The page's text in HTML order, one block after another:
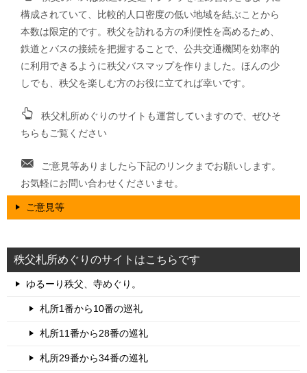
構成されていて、比較的人口密度の低い地域を結ぶことから
本数は限定的です。秩父を訪れる方の利便性を高めるため、
鉄道とバスの接続を把握することで、公共交通機関を効率的
に利用できるように秩父バスマップを作りました。ほんの少
しでも、秩父を楽しむ方のお役に立てれば幸いです。
秩父札所めぐりのサイトも運営していますので、ぜひそ
ちらもご覧ください
ご意見等ありましたら下記のリンクまでお願いします。
お気軽にお問い合わせくださいませ。
ご意見等
秩父札所めぐりのサイトはこちらです
ゆるーり秩父、寺めぐり。
札所1番から10番の巡礼
札所11番から28番の巡礼
札所29番から34番の巡礼